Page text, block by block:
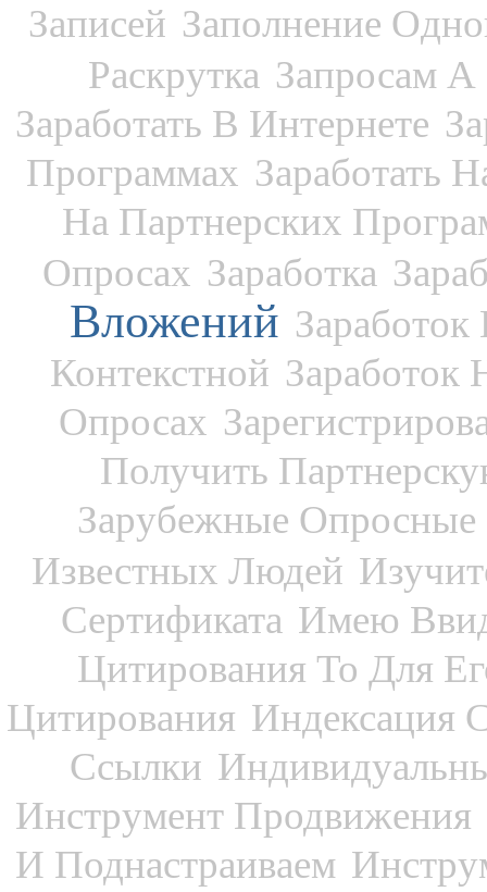
Записей Заполнение
Раскрутка Запросам
Заработать В Интернете
Программах Заработать
На Партнерских
Опросах Заработка
Вложений
Контекстной Заработок
Опросах
Получить
Зарубежные Опросные
Известных Людей
Сертификата Имею
Цитирования То Для
Цитирования Индексация
Ссылки
Инструмент Продвижения
И Поднастраиваем